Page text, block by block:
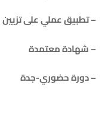
– تطبيق عملي على تزيين
– ⁠شهادة معتمدة
– ⁠دورة حضوري-جدة